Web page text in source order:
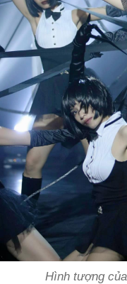
Hình tượng